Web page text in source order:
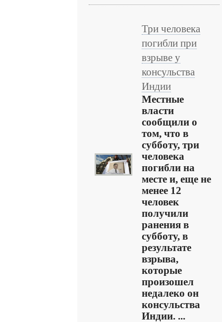
Три человека
погибли при
взрыве у
консульства
Индии
Местные
власти
сообщили о
том, что в
субботу, три
человека
погибли на
месте и, еще не
менее 12
человек
получили
ранения в
субботу, в
результате
взрыва,
которые
произошел
недалеко он
консульства
Индии. ...